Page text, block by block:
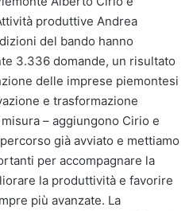
produttive Andrea
del bando hanno
3.336 domande, un risultato
delle imprese piemontesi
e trasformazione
– aggiungono Cirio e
già avviato e mettiamo
per accompagnare la
la produttività e favorire
più avanzate. La